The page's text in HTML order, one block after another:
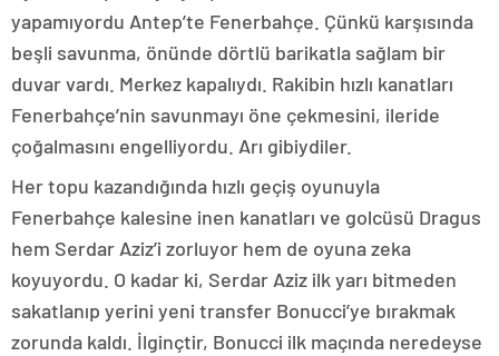
yapamıyordu Antep’te Fenerbahçe. Çünkü karşısında
beşli savunma, önünde dörtlü barikatla sağlam bir
duvar vardı. Merkez kapalıydı. Rakibin hızlı kanatları
Fenerbahçe’nin savunmayı öne çekmesini, ileride
çoğalmasını engelliyordu. Arı gibiydiler.
Her topu kazandığında hızlı geçiş oyunuyla
Fenerbahçe kalesine inen kanatları ve golcüsü Dragus
hem Serdar Aziz’i zorluyor hem de oyuna zeka
koyuyordu. O kadar ki, Serdar Aziz ilk yarı bitmeden
sakatlanıp yerini yeni transfer Bonucci’ye bırakmak
zorunda kaldı. İlginçtir, Bonucci ilk maçında neredeyse